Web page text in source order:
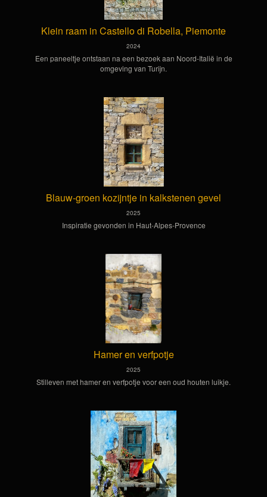
Klein raam in Castello di Robella, Piemonte
2024
Een paneeltje ontstaan na een bezoek aan Noord-Italië in de
omgeving van Turijn.
Blauw-groen kozijntje in kalkstenen gevel
2025
Inspiratie gevonden in Haut-Alpes-Provence
Hamer en verfpotje
2025
Stilleven met hamer en verfpotje voor een oud houten luikje.